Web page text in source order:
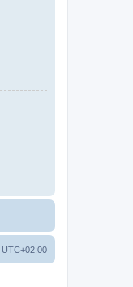
UTC+02:00